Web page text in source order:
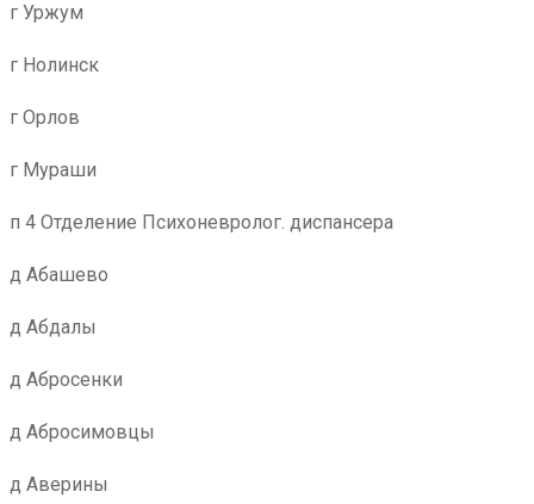
г Уржум
г Нолинск
г Орлов
г Мураши
п 4 Отделение Психоневролог. диспансера
д Абашево
д Абдалы
д Абросенки
д Абросимовцы
д Аверины